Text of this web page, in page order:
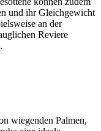
und ihr Gleichgewicht
an der
Reviere
.
wiegenden Palmen,